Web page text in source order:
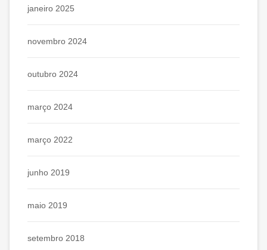
janeiro 2025
novembro 2024
outubro 2024
março 2024
março 2022
junho 2019
maio 2019
setembro 2018